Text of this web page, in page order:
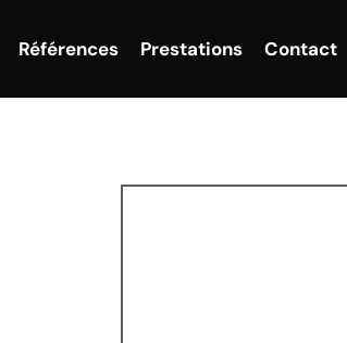
Références Prestations Contact